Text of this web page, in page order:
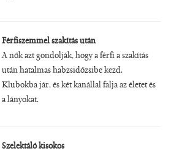
Férfiszemmel szakítás után
A nők azt gondolják, hogy a férfi a szakítás
után hatalmas habzsidőzsibe kezd.
Klubokba jár, és két kanállal falja az életet és
a lányokat.
Szelektáló kisokos